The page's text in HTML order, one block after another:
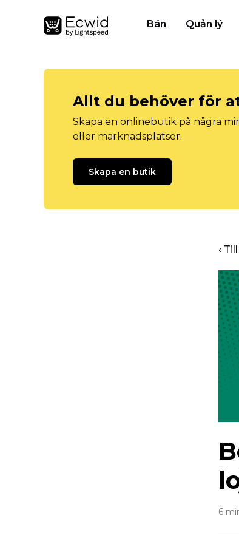
Bán Quản lý
Allt du behöver för
Skapa en onlinebutik på några
eller marknadsplatser.
Skapa en butik
‹
6